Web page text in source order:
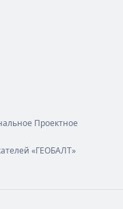
Проектное
«ГЕОБАЛТ»